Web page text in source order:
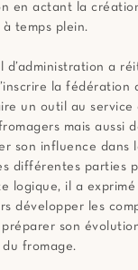
en actant la
temps plein.
d’administration a
la fédération
un outil au service
mais aussi
son influence dans
différentes parties
logique, il a
développer les
son
fromage.